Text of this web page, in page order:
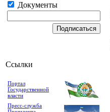
Документы
Ссылки
Портал
Государственной
власти
Пресс-служба